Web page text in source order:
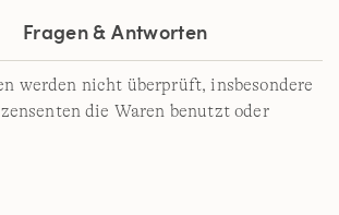
Fragen & Antworten
werden nicht überprüft, insbesondere
die Waren benutzt oder